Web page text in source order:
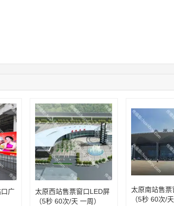
04:16:44 181****0078 联系了该媒体所在商家
02:32:27 176****3456 联系了该媒体所在商家
04:09:07 182****6963 联系了该媒体所在商家
11:44:28 130****3379 联系了该媒体所在商家
08:36:41
191****0991 联系了该媒体所在商家
05:24:34
186****8762 联系了该媒体所在商家
05:26:28 139****8472
联系了该媒体所在商家
02:28:16 183****1249 联系了该媒体所在商家
05:13:40 159****9700 联系了该媒体所在商家
155****6115 联系了该媒体所在商家
广
太原西站售票窗口LED屏
（5秒 60次/天 一周）
太原南站售票